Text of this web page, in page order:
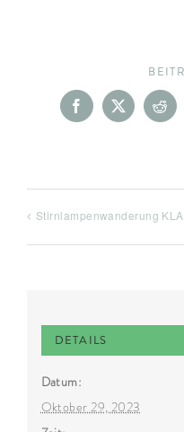
Facebook
X
Stirnlampenwanderung
DETAILS
Datum:
Oktober 29, 2023